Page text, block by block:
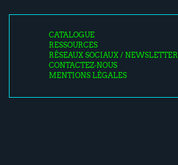
CATALOGUE
RESSOURCES
RÉSEAUX SOCIAUX / NEWSLETTER
CONTACTEZ-NOUS
MENTIONS LÉGALES